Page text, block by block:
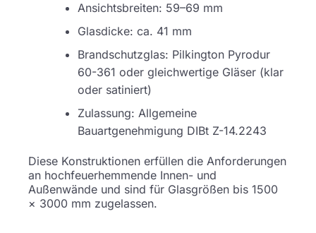
Ansichtsbreiten: 59–69 mm
Glasdicke: ca. 41 mm
Brandschutzglas: Pilkington Pyrodur
60-361 oder gleichwertige Gläser (klar
oder satiniert)
Zulassung: Allgemeine
Bauartgenehmigung DIBt Z-14.2243
Diese Konstruktionen erfüllen die Anforderungen
an hochfeuerhemmende Innen- und
Außenwände und sind für Glasgrößen bis 1500
× 3000 mm zugelassen.